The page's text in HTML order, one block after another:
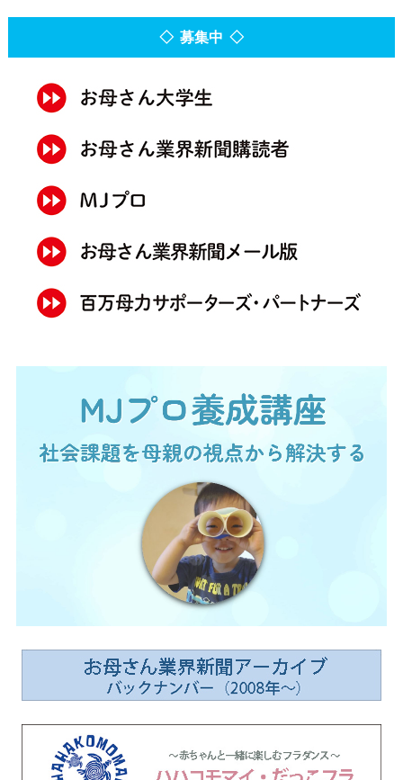
◇ 募集中 ◇